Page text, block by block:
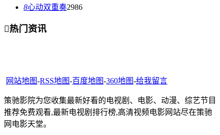
8心动双重奏2986
热门资讯
网站地图-RSS地图-百度地图-360地图-给我留言
策驰影院为您收集最新好看的电视剧、电影、动漫、综艺节目
推荐免费观看,最新电视剧排行榜,高清视频电影网站尽在策驰
网电影天堂。